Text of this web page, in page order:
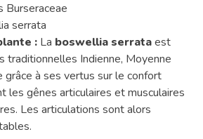
Burseraceae
serrata
: La boswellia serrataest
traditionnelles Indienne, Moyenne
grâce à ses vertus sur le confort
les gênes articulaires et musculaires
Les articulations sont alors